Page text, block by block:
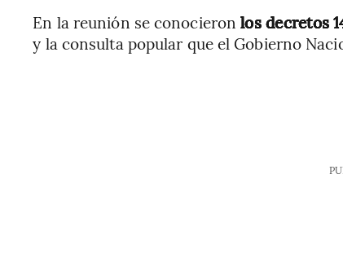
En la reunión se conocieronlos decretos
y la consulta popular que el Gobierno